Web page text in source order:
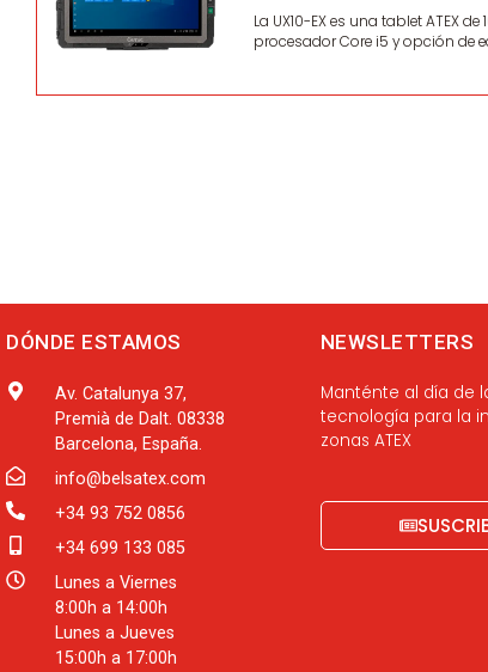
La UX10-EX es una tablet ATEX
procesador Core i5 y opción de
DÓNDE ESTAMOS
Av. Catalunya 37,
Premià de Dalt. 08338
Barcelona, España.
info@belsatex.com
+34 93 752 0856
+34 699 133 085
Lunes a Viernes
8:00h a 14:00h
Lunes a Jueves
15:00h a 17:00h
NEWSLETTERS
Manténte al día de
tecnología para la
zonas ATEX